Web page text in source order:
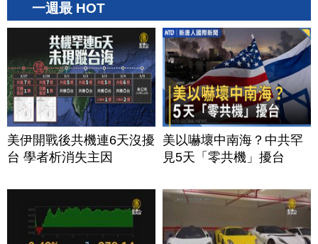
一週最 HOT
美伊開戰後共機連6天沒擾
台 學者析消失主因
美以嚇壞中南海？中共罕
見5天「零共機」擾台